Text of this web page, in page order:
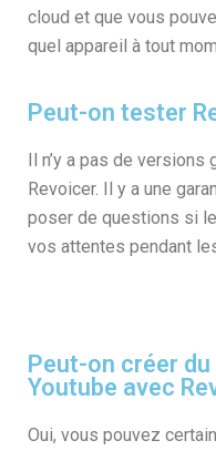
cloud et que vous
quel appareil à tout
Peut-on tester
Il n’y a pas de versions
Revoicer. Il y a une
poser de questions si
vos attentes pendant
Peut-on créer
Youtube avec
Oui, vous pouvez